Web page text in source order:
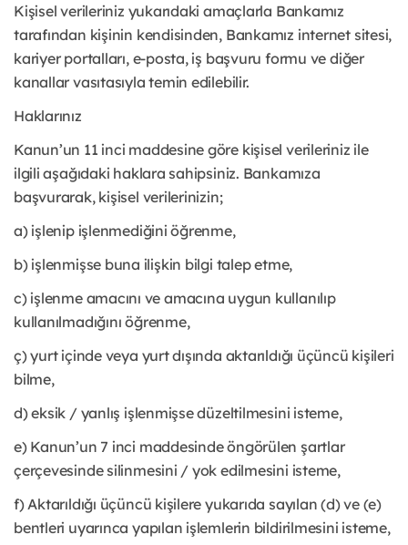
Kişisel verileriniz yukarıdaki amaçlarla Bankamız
tarafından kişinin kendisinden, Bankamız internet sitesi,
kariyer portalları, e-posta, iş başvuru formu ve diğer
kanallar vasıtasıyla temin edilebilir.
Haklarınız
Kanun’un 11 inci maddesine göre kişisel verileriniz ile
ilgili aşağıdaki haklara sahipsiniz. Bankamıza
başvurarak, kişisel verilerinizin;
a) işlenip işlenmediğini öğrenme,
b) işlenmişse buna ilişkin bilgi talep etme,
c) işlenme amacını ve amacına uygun kullanılıp
kullanılmadığını öğrenme,
ç) yurt içinde veya yurt dışında aktarıldığı üçüncü kişileri
bilme,
d) eksik / yanlış işlenmişse düzeltilmesini isteme,
e) Kanun’un 7 inci maddesinde öngörülen şartlar
çerçevesinde silinmesini / yok edilmesini isteme,
f) Aktarıldığı üçüncü kişilere yukarıda sayılan (d) ve (e)
bentleri uyarınca yapılan işlemlerin bildirilmesini isteme,